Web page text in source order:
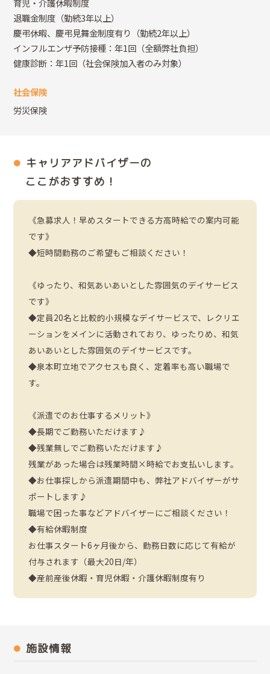
育児・介護休暇制度
退職金制度（勤続3年以上）
慶弔休暇、慶弔見舞金制度有り（勤続2年以上）
インフルエンザ予防接種：年1回（全額弊社負担）
健康診断：年1回（社会保険加入者のみ対象）
社会保険
労災保険
キャリアアドバイザーの
ここがおすすめ！
《急募求人！早めスタートできる方高時給での案内可能
です》
◆短時間勤務のご希望もご相談ください！
《ゆったり、和気あいあいとした雰囲気のデイサービス
です》
◆定員20名と比較的小規模なデイサービスで、レクリエ
ーションをメインに活動されており、ゆったりめ、和気
あいあいとした雰囲気のデイサービスです。
◆泉本町立地でアクセスも良く、定着率も高い職場で
す。
《派遣でのお仕事するメリット》
◆長期でご勤務いただけます♪
◆残業無しでご勤務いただけます♪
残業があった場合は残業時間×時給でお支払いします。
◆お仕事探しから派遣期間中も、弊社アドバイザーがサ
ポートします♪
職場で困った事などアドバイザーにご相談ください！
◆有給休暇制度
お仕事スタート6ヶ月後から、勤務日数に応じて有給が
付与されます（最大20日/年）
◆産前産後休暇・育児休暇・介護休暇制度有り
施設情報